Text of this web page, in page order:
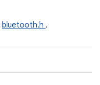
bluetooth.h .